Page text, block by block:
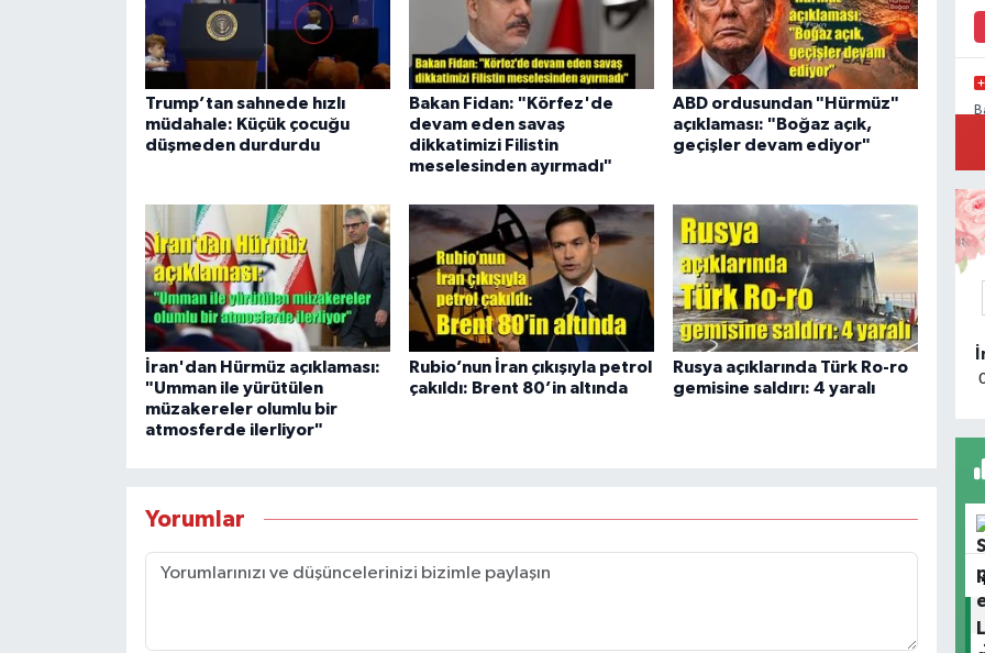
Trump’tan sahnede hızlı
müdahale: Küçük çocuğu
düşmeden durdurdu
Bakan Fidan: "Körfez'de
devam eden savaş
dikkatimizi Filistin
meselesinden ayırmadı"
ABD ordusundan "Hürmüz"
açıklaması: "Boğaz açık,
geçişler devam ediyor"
İran'dan Hürmüz açıklaması:
"Umman ile yürütülen
müzakereler olumlu bir
atmosferde ilerliyor"
Rubio’nun İran çıkışıyla petrol
çakıldı: Brent 80’in altında
Rusya açıklarında Türk Ro-ro
gemisine saldırı: 4 yaralı
Yorumlar